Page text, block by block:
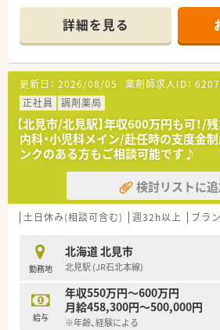
＊------------------------------------------＊
【店舗情報と応需状況について】
■北見駅から徒歩14分ほどの立地にあ
勤にも便利な環境が整っております。
■眼科の処方箋をメインに応需してお
処方箋に丁寧に対応しております。
■薬剤師2名体制で月曜日から金曜日
り、協力し合いながら業務を進めます。
【企業紹介】
■市内に4店舗を運営する調剤薬局で
け薬剤師として活躍しませんか。
■将来的に管理薬剤師として活躍し
のチャンスも！地元で長くお勤めした
■信頼と優しさをモットーに掲げてお
るかかりつけ薬局を目指している法人
【このような方にオススメ】
■残業が少なく、ご家族との時間やご
切にしたい方
詳細を見る
更新日： 2026/08/05 薬剤師求人ID：
正社員
調剤薬局
【北見市/北見駅】年収600万円も可！
内科・小児科メイン/赴任時の支度金制
ンクのある方もご相談可能です♪
検討リストに
土日休み(相談可含む) 週32h以上 ブラ
勤務地
北海道 北見市
北見駅 (JR石北本線)
給与
年収550万円～600万円
月給458,300円～500,000円
※年齢、経験による